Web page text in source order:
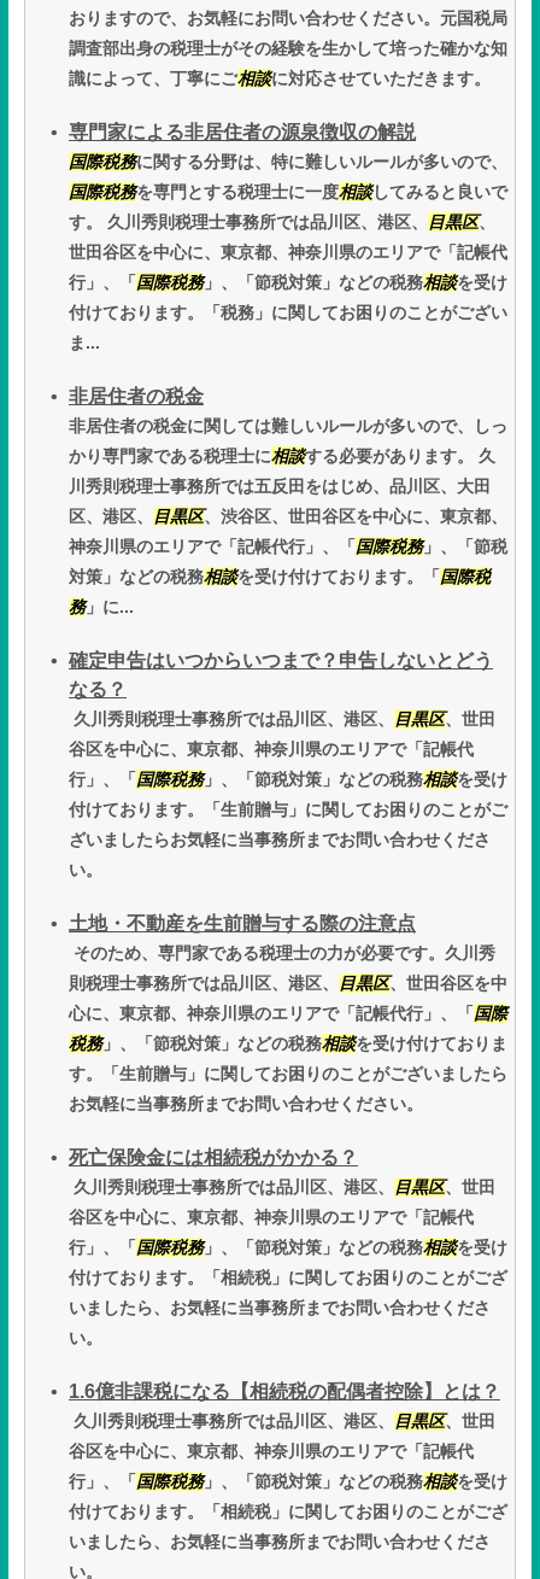
おりますので、お気軽にお問い合わせください。元国税局
調査部出身の税理士がその経験を生かして培った確かな知
識によって、丁寧にご相談に対応させていただきます。
専門家による非居住者の源泉徴収の解説
国際税務に関する分野は、特に難しいルールが多いので、
国際税務を専門とする税理士に一度相談してみると良いで
す。 久川秀則税理士事務所では品川区、港区、
目黒区、
世田谷区を中心に、東京都、神奈川県のエリアで「記帳代
行」、「 国際税務」、「節税対策」などの税務相談を受け
付けております。「税務」に関してお困りのことがござい
ま...
非居住者の税金
非居住者の税金に関しては難しいルールが多いので、しっ
かり専門家である税理士に相談する必要があります。 久
川秀則税理士事務所では五反田をはじめ、品川区、大田
区、港区、
目黒区、渋谷区、世田谷区を中心に、東京都、
神奈川県のエリアで「記帳代行」、「 国際税務」、「節税
対策」などの税務相談を受け付けております。「 国際税
務」に...
確定申告はいつからいつまで？申告しないとどう
なる？
久川秀則税理士事務所では品川区、港区、 目黒区、世田
谷区を中心に、東京都、神奈川県のエリアで「記帳代
行」、「 国際税務」、「節税対策」などの税務相談を受け
付けております。「生前贈与」に関してお困りのことがご
ざいましたらお気軽に当事務所までお問い合わせくださ
い。
土地・不動産を生前贈与する際の注意点
そのため、専門家である税理士の力が必要です。久川秀
則税理士事務所では品川区、港区、
目黒区、世田谷区を中
心に、東京都、神奈川県のエリアで「記帳代行」、「 国際
税務」、「節税対策」などの税務相談を受け付けておりま
す。「生前贈与」に関してお困りのことがございましたら
お気軽に当事務所までお問い合わせください。
死亡保険金には相続税がかかる？
久川秀則税理士事務所では品川区、港区、 目黒区、世田
谷区を中心に、東京都、神奈川県のエリアで「記帳代
行」、「 国際税務」、「節税対策」などの税務相談を受け
付けております。「相続税」に関してお困りのことがござ
いましたら、お気軽に当事務所までお問い合わせくださ
い。
1.6億非課税になる【相続税の配偶者控除】とは？
久川秀則税理士事務所では品川区、港区、 目黒区、世田
谷区を中心に、東京都、神奈川県のエリアで「記帳代
行」、「 国際税務」、「節税対策」などの税務相談を受け
付けております。「相続税」に関してお困りのことがござ
いましたら、お気軽に当事務所までお問い合わせくださ
い。